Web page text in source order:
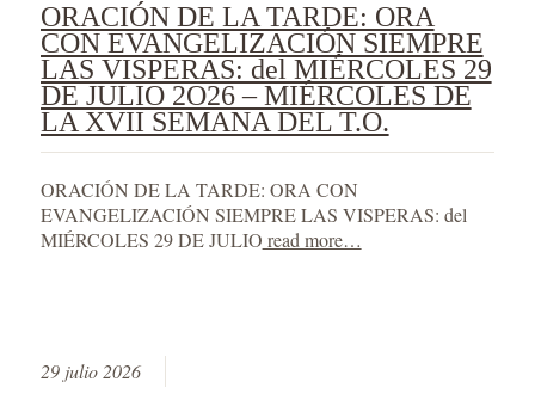
ORACIÓN DE LA TARDE: ORA
CON EVANGELIZACIÓN SIEMPRE
LAS VISPERAS: del MIÉRCOLES 29
DE JULIO 2O26 – MIÉRCOLES DE
LA XVII SEMANA DEL T.O.
ORACIÓN DE LA TARDE: ORA CON
EVANGELIZACIÓN SIEMPRE LAS VISPERAS: del
MIÉRCOLES 29 DE JULIO read more…
29 julio 2026